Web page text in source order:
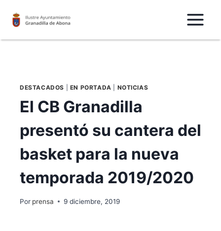
DESTACADOS EN PORTADA NOTICIAS
El CB Granadilla
presentó su cantera del
basket para la nueva
temporada 2019/2020
Por prensa 9 diciembre, 2019